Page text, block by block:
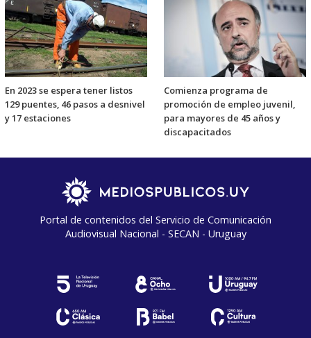
En 2023 se espera tener listos
129 puentes, 46 pasos a desnivel
y 17 estaciones
Comienza programa de
promoción de empleo juvenil,
para mayores de 45 años y
discapacitados
Portal de contenidos del Servicio de Comunicación
Audiovisual Nacional - SECAN - Uruguay